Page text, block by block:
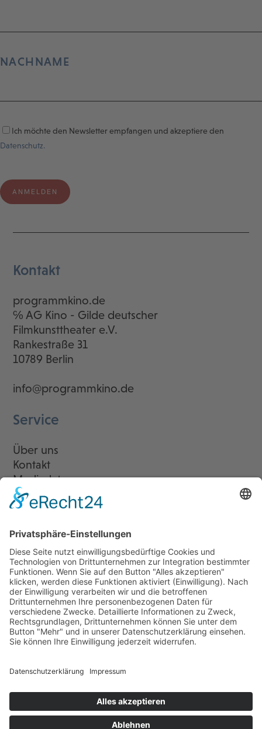
NACHNAME
Ich möchte den Newsletter empfangen und akzeptiere den
Datenschutz.
Kontakt
programmkino.de
℅ AG Kino - Gilde deutscher
Filmkunsttheater e.V.
Rankestraße 31
10789 Berlin
info@programmkino.de
Service
Über uns
Kontakt
Mediadaten
Newsletter
LogIn
Legal
Impressum
Datenschutzerklärung
Cookie-Einstellungen
Programmkino.de richtet sich an Film- und Kinobegeisterte jeden
Geschlechts. Zur besseren Lesbarkeit haben wir uns aber entschlossen,
auf eine Doppelnennung oder Genderzeichen zu verzichten. Wo möglich